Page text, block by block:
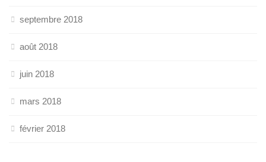
septembre 2018
août 2018
juin 2018
mars 2018
février 2018